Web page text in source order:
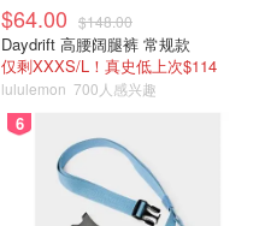
$64.00 $148.00
Daydrift 高腰阔腿裤 常规款
仅剩XXXS/L！真史低上次$114
lululemon 700人感兴趣
6